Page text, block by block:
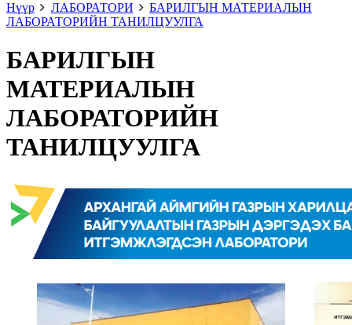
Нүүр
ЛАБОРАТОРИ
БАРИЛГЫН МАТЕРИАЛЫН
ЛАБОРАТОРИЙН ТАНИЛЦУУЛГА
БАРИЛГЫН
МАТЕРИАЛЫН
ЛАБОРАТОРИЙН
ТАНИЛЦУУЛГА